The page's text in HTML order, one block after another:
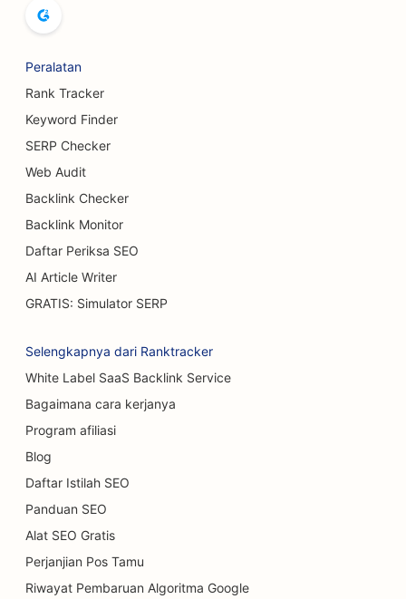
SEO untuk Layanan Pembesaran Payudara
SEO untuk Restoran Prasmanan
SEO untuk Ahli Bedah Luka Bakar
SEO untuk Kafe
SEO untuk Toko Kue
SEO untuk Restoran Makan Santai
SEO untuk Pencucian Mobil
SEO untuk BBQ Joints
SEO untuk Dealer Mobil
SEO untuk Kafe Kucing
SEO untuk Layanan Pengelupasan Kimiawi
Peralatan
Rank Tracker
Keyword Finder
SERP Checker
Web Audit
Backlink Checker
Backlink Monitor
Daftar Periksa SEO
AI Article Writer
GRATIS: Simulator SERP
Selengkapnya dari Ranktracker
White Label SaaS Backlink Service
Bagaimana cara kerjanya
Program afiliasi
Blog
Daftar Istilah SEO
Panduan SEO
Alat SEO Gratis
Perjanjian Pos Tamu
Riwayat Pembaruan Algoritma Google